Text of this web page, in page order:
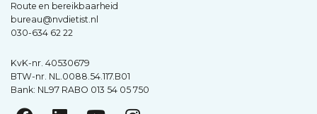
Route en bereikbaarheid
bureau@nvdietist.nl
030-634 62 22
KvK-nr. 40530679
BTW-nr. NL.0088.54.117.B01
Bank: NL97 RABO 013 54 05 750